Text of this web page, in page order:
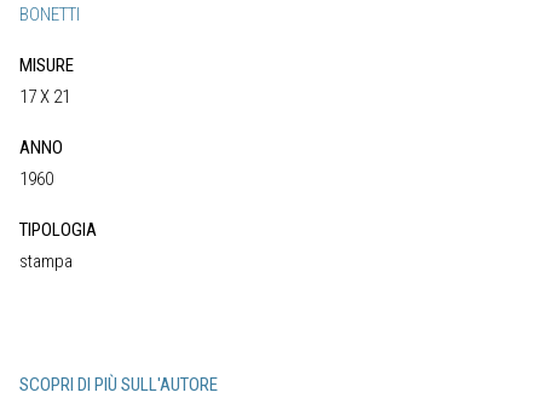
BONETTI
MISURE
17 X 21
ANNO
1960
TIPOLOGIA
stampa
SCOPRI DI PIÙ SULL'AUTORE